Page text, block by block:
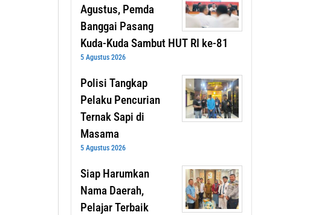
Agustus, Pemda
Banggai Pasang
Kuda-Kuda Sambut HUT RI ke-81
5 Agustus 2026
Polisi Tangkap
Pelaku Pencurian
Ternak Sapi di
Masama
5 Agustus 2026
Siap Harumkan
Nama Daerah,
Pelajar Terbaik